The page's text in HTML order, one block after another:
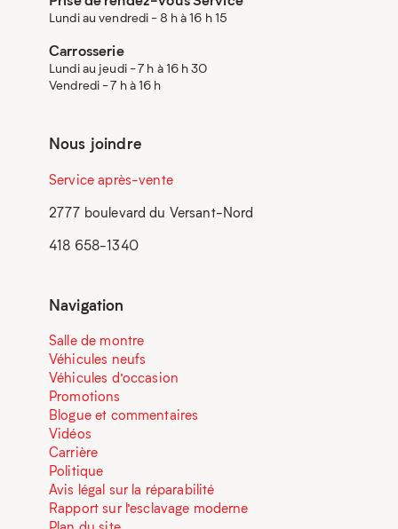
Lundi au vendredi - 8 h à 16 h 15
Carrosserie
Lundi au jeudi - 7 h à 16 h 30
Vendredi - 7 h à 16 h
Nous joindre
Service après-vente
2777 boulevard du Versant-Nord
418 658-1340
Navigation
Salle de montre
Véhicules neufs
Véhicules d’occasion
Promotions
Blogue et commentaires
Vidéos
Carrière
Politique
Avis légal sur la réparabilité
Rapport sur l’esclavage moderne